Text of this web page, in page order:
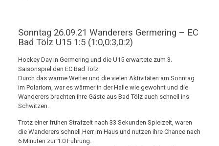
Sonntag 26.09.21 Wanderers Germering – EC
Bad Tölz U15 1:5 (1:0,0:3,0:2)
Hockey Day in Germering und die U15 erwartete zum 3.
Saisonspiel den EC Bad Tölz
Durch das warme Wetter und die vielen Aktivitäten am Sonntag
im Polariom, war es wärmer in der Halle wie gewohnt und die
Wanderers brachten Ihre Gäste aus Bad Tölz auch schnell ins
Schwitzen.
Trotz einer frühen Strafzeit nach 33 Sekunden Spielzeit, waren
die Wanderers schnell Herr im Haus und nutzen ihre Chance nach
6 Minuten zur 1:0 Führung.